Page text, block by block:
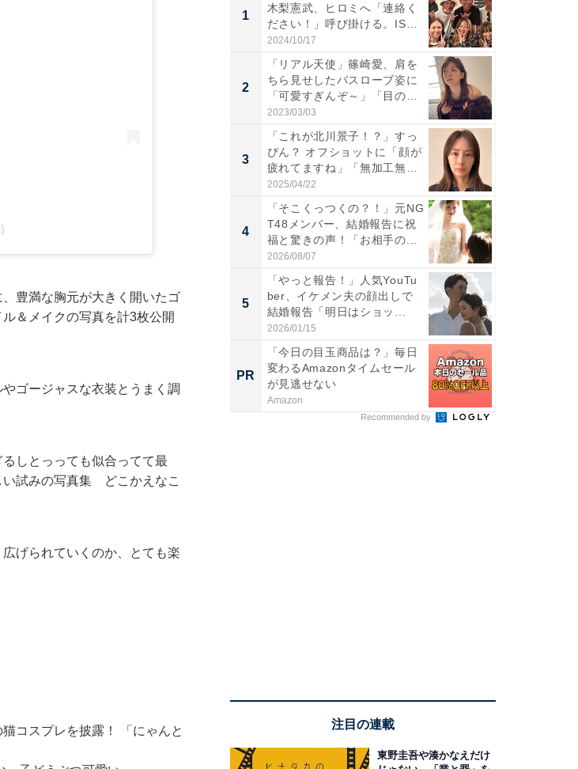
豊満な胸元が大きく開いたゴ
＆メイクの写真を計3枚公開
ゴージャスな衣装とうまく調
しとっっても似合ってて最
い試みの写真集 どこかえなこ
げられていくのか、とても楽
コスプレを披露！ 「にゃんと
1
木梨憲武、ヒロミへ「連絡く
ださい！」呼び掛ける。IS
S...
2024/10/17
2
「リアル天使」篠崎愛、肩を
ちら見せしたバスローブ姿に
「可愛すぎんぞ～」「目の表
情...
2023/03/03
3
「これが北川景子！？」すっ
ぴん？ オフショットに「顔が
疲れてますね」「無加工無
表...
2025/04/22
4
「そこくっつくの？！」元NG
T48メンバー、結婚報告に祝
福と驚きの声！「お相手の...
2026/08/07
5
「やっと報告！」人気YouTu
ber、イケメン夫の顔出しで
結婚報告「明日はショッ...
2026/01/15
PR
「今日の目玉商品は？」毎日
変わるAmazonタイムセール
が見逃せない
Amazon
Recommended by
注目の連載
東野圭吾や湊かなえだけ